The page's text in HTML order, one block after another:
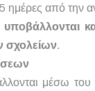
ημέρες από την
σχολείων.
μέσω